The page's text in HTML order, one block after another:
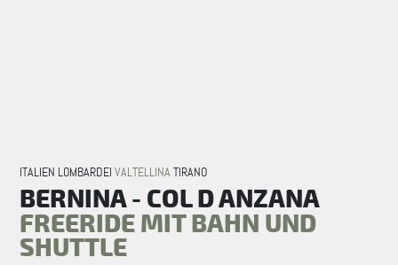
ITALIEN LOMBARDEIVALTELLINATIRANO
BERNINA - COL D ANZANA
FREERIDE MIT BAHN UND
SHUTTLE